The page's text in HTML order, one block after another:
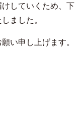
していくため、下
ました。
い申し上げます。